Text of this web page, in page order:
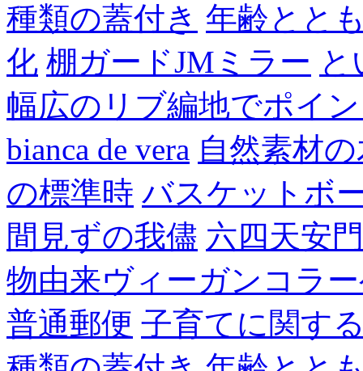
種類の蓋付き 年齢とと
化 棚ガードJMミラー
幅広のリブ編地でポイ
bianca de vera 自然素材
の標準時 バスケットボ
間見ずの我儘 六四天安門
物由来ヴィーガンコラ
普通郵便 子育てに関す